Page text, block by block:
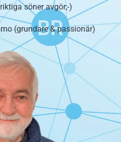
söner avgör;-)
(grundare & passionär)